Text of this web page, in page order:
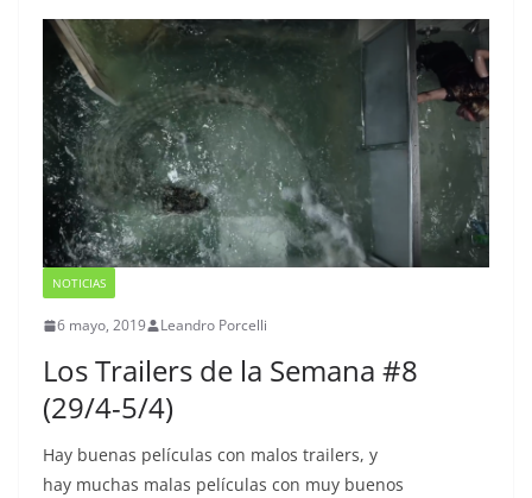
NOTICIAS
6 mayo, 2019 Leandro Porcelli
Los Trailers de la Semana #8
(29/4-5/4)
Hay buenas películas con malos trailers, y
hay muchas malas películas con muy buenos